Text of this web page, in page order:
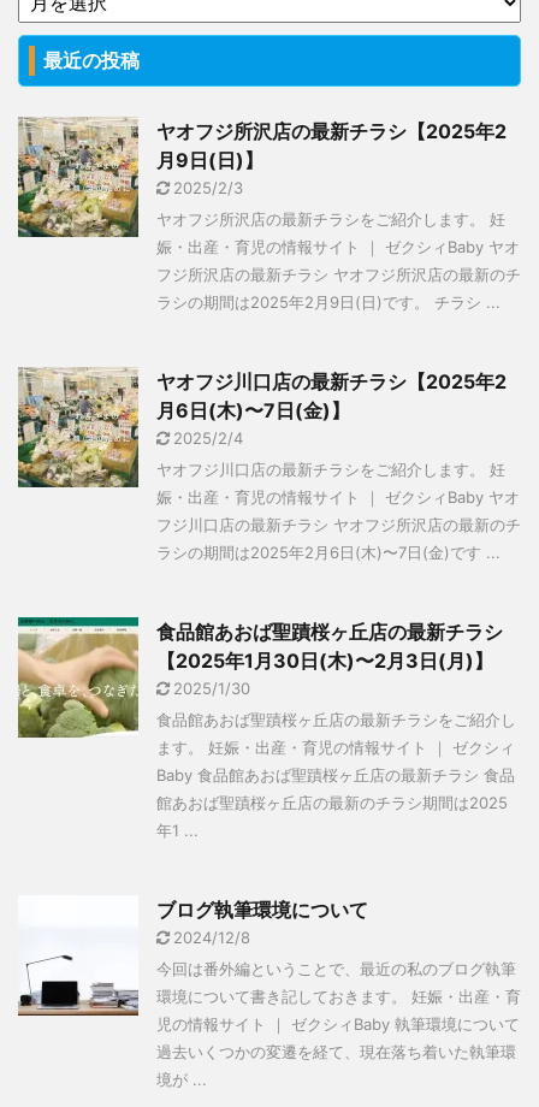
最近の投稿
ヤオフジ所沢店の最新チラシ【2025年2
月9日(日)】
2025/2/3
ヤオフジ所沢店の最新チラシをご紹介します。 妊
娠・出産・育児の情報サイト ｜ ゼクシィBaby ヤオ
フジ所沢店の最新チラシ ヤオフジ所沢店の最新のチ
ラシの期間は2025年2月9日(日)です。 チラシ ...
ヤオフジ川口店の最新チラシ【2025年2
月6日(木)〜7日(金)】
2025/2/4
ヤオフジ川口店の最新チラシをご紹介します。 妊
娠・出産・育児の情報サイト ｜ ゼクシィBaby ヤオ
フジ川口店の最新チラシ ヤオフジ所沢店の最新のチ
ラシの期間は2025年2月6日(木)〜7日(金)です ...
食品館あおば聖蹟桜ヶ丘店の最新チラシ
【2025年1月30日(木)〜2月3日(月)】
2025/1/30
食品館あおば聖蹟桜ヶ丘店の最新チラシをご紹介し
ます。 妊娠・出産・育児の情報サイト ｜ ゼクシィ
Baby 食品館あおば聖蹟桜ヶ丘店の最新チラシ 食品
館あおば聖蹟桜ヶ丘店の最新のチラシ期間は2025
年1 ...
ブログ執筆環境について
2024/12/8
今回は番外編ということで、最近の私のブログ執筆
環境について書き記しておきます。 妊娠・出産・育
児の情報サイト ｜ ゼクシィBaby 執筆環境について
過去いくつかの変遷を経て、現在落ち着いた執筆環
境が ...